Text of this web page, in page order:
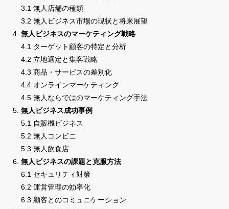
3.1 無人店舗の種類
3.2 無人ビジネス市場の現状と将来展望
無人ビジネスのマーケティング戦略
4.1 ターゲット顧客の特定と分析
4.2 立地選定と集客戦略
4.3 商品・サービスの差別化
4.4 オンラインマーケティング
4.5 無人ならではのマーケティング手法
無人ビジネス成功事例
5.1 自販機ビジネス
5.2 無人コンビニ
5.3 無人飲食店
無人ビジネスの課題と克服方法
6.1 セキュリティ対策
6.2 運営管理の効率化
6.3 顧客とのコミュニケーション